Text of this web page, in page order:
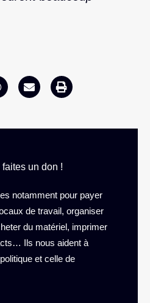
faites un don !
notamment pour payer
de travail, organiser
du matériel, imprimer
Ils nous aident à
et celle de